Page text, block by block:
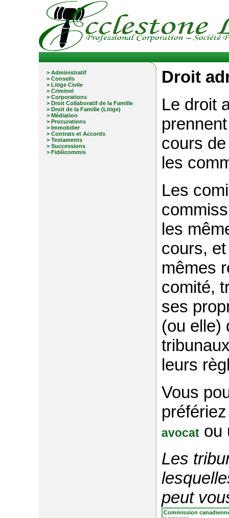
> Administratif
> Conseils
> Litige Civile
> Criminel
> Corporations
> Droit Collaboratif de la Famille
> Droit de la Famille (Litige)
> Médiation
> Procurations
> Immobilier
> Contrats et Accords
> Testaments
> Successions
> Fidéicommis
Droit
Le droit
cours
les
Les
les
cours,
mêmes
comité,
ses
(ou elle)
leurs
Vous
avocatou
Les
peut
Commission